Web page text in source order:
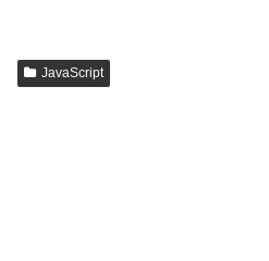
JavaScript